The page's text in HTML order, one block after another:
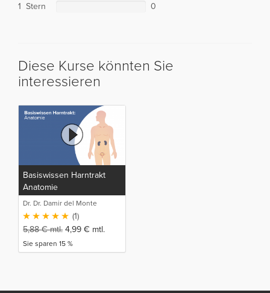
1 Stern
0
Diese Kurse könnten Sie
interessieren
Basiswissen Harntrakt
Anatomie
Dr. Dr. Damir del Monte
(1)
5,88€mtl. 4,99 € mtl.
Sie sparen 15 %